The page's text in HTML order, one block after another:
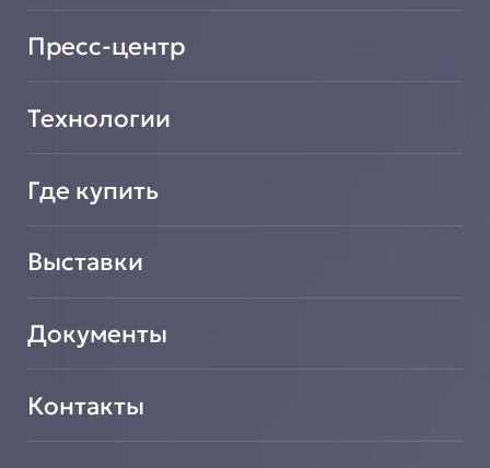
Подать заявку на сотрудничество
Пресс-центр
Технологии
Где купить
Выставки
Документы
Контакты